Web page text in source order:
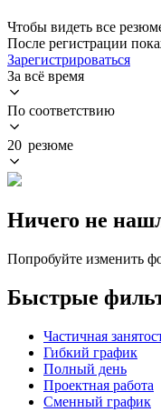
Чтобы видеть все
После регистрации
Зарегистрироваться
За всё время
По соответствию
20 резюме
Ничего не
Попробуйте изменить
Быстрые
Частичная
Гибкий график
Полный день
Проектная работа
Сменный график